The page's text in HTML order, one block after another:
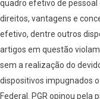
quadro efetivo de
direitos, vantagens e
efetivo, dentre outros
artigos em questão
sem a realização do
dispositivos impugnados
Federal. PGR opinou pela